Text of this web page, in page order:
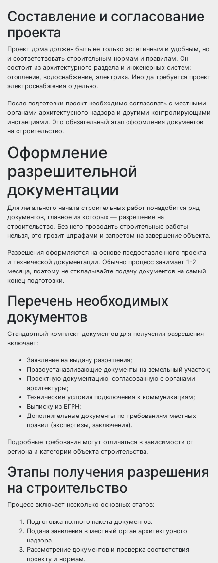
Составление и согласование
проекта
Проект дома должен быть не только эстетичным и удобным, но
и соответствовать строительным нормам и правилам. Он
состоит из архитектурного раздела и инженерных систем:
отопление, водоснабжение, электрика. Иногда требуется проект
электроснабжения отдельно.
После подготовки проект необходимо согласовать с местными
органами архитектурного надзора и другими контролирующими
инстанциями. Это обязательный этап оформления документов
на строительство.
Оформление
разрешительной
документации
Для легального начала строительных работ понадобится ряд
документов, главное из которых — разрешение на
строительство. Без него проводить строительные работы
нельзя, это грозит штрафами и запретом на завершение объекта.
Разрешения оформляются на основе предоставленного проекта
и технической документации. Обычно процесс занимает 1-2
месяца, поэтому не откладывайте подачу документов на самый
конец подготовки.
Перечень необходимых
документов
Стандартный комплект документов для получения разрешения
включает:
Заявление на выдачу разрешения;
Правоустанавливающие документы на земельный участок;
Проектную документацию, согласованную с органами
архитектуры;
Технические условия подключения к коммуникациям;
Выписку из ЕГРН;
Дополнительные документы по требованиям местных
правил (экспертизы, заключения).
Подробные требования могут отличаться в зависимости от
региона и категории объекта строительства.
Этапы получения разрешения
на строительство
Процесс включает несколько основных этапов:
Подготовка полного пакета документов.
Подача заявления в местный орган архитектурного
надзора.
Рассмотрение документов и проверка соответствия
проекту и нормам.